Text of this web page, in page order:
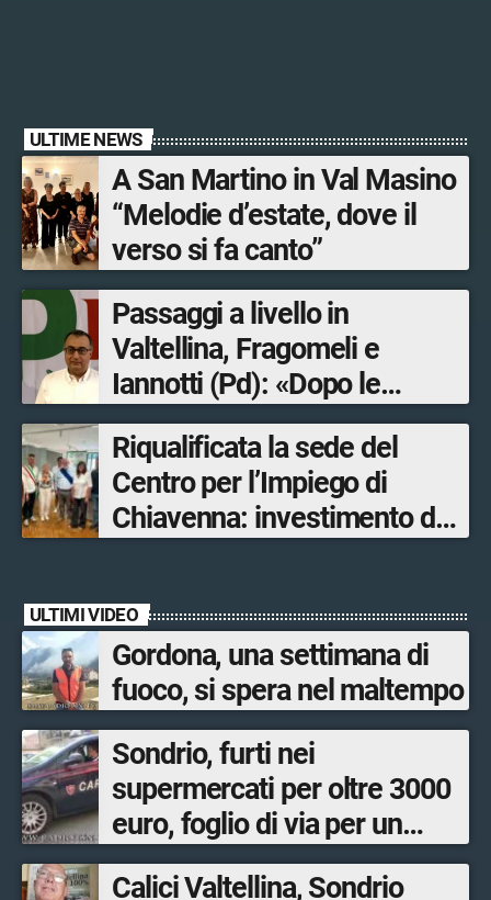
ULTIME NEWS
A San Martino in Val Masino
“Melodie d’estate, dove il
verso si fa canto”
Passaggi a livello in
Valtellina, Fragomeli e
Iannotti (Pd): «Dopo le
Olimpiadi solo un terzo delle
opere sostitutive sarà
ultimato entro il 2026»
Riqualificata la sede del
Centro per l’Impiego di
Chiavenna: investimento da
ULTIMI VIDEO
Gordona, una settimana di
fuoco, si spera nel maltempo
Sondrio, furti nei
supermercati per oltre 3000
euro, foglio di via per un
ventinovenne
Calici Valtellina, Sondrio